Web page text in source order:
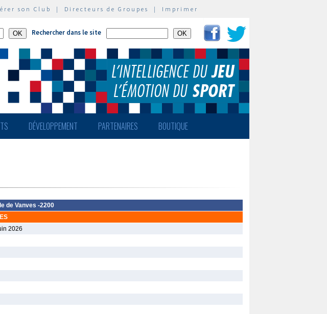
son Club | Directeurs de Groupes | Imprimer
Rechercher dans le site
DÉVELOPPEMENT PARTENAIRES BOUTIQUE
de Vanves -2200
2026